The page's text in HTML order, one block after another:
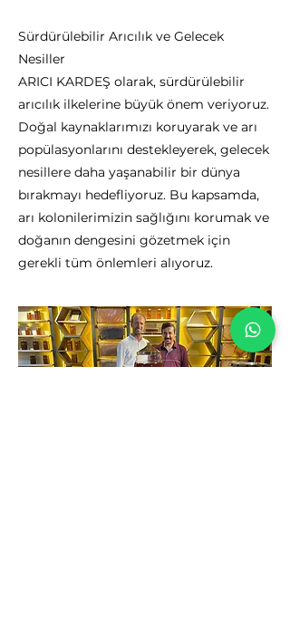
Sürdürülebilir Arıcılık ve Gelecek
Nesiller
ARICI KARDEŞ olarak, sürdürülebilir
arıcılık ilkelerine büyük önem veriyoruz.
Doğal kaynaklarımızı koruyarak ve arı
popülasyonlarını destekleyerek, gelecek
nesillere daha yaşanabilir bir dünya
bırakmayı hedefliyoruz. Bu kapsamda,
arı kolonilerimizin sağlığını korumak ve
doğanın dengesini gözetmek için
gerekli tüm önlemleri alıyoruz.